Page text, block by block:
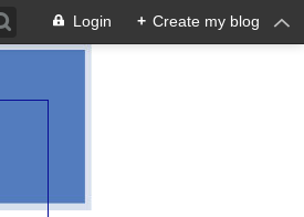
Login + Create my blog